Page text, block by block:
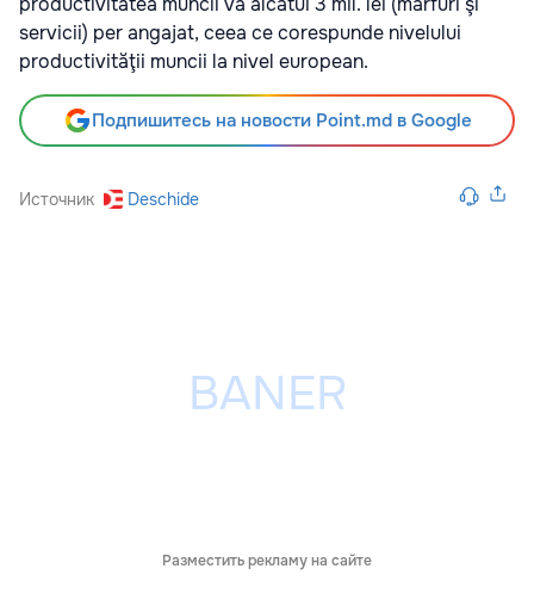
servicii) per angajat, ceea ce corespunde nivelului
productivităţii muncii la nivel european.
Подпишитесь на новости Point.md в Google
Источник Deschide
Разместить рекламу на сайте